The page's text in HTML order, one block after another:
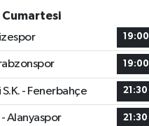
Cumartesi
19:00
19:00
- Fenerbahçe 21:30
Alanyaspor 21:30